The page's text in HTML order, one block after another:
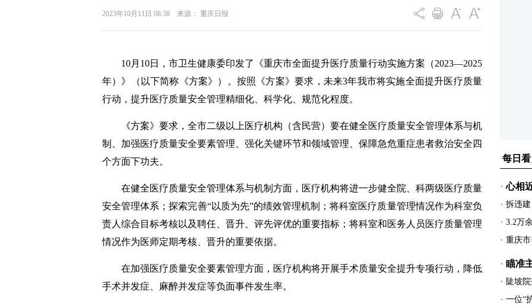
2023年10月11日 08:38 来源： 重庆日报
10月10日，市卫生健康委印发了《重庆市全面提升医疗质量行动实施方案（2023—2025
年）》（以下简称《方案》）。按照《方案》要求，未来3年我市将实施全面提升医疗质量
行动，提升医疗质量安全管理精细化、科学化、规范化程度。
《方案》要求，全市二级以上医疗机构（含民营）要在健全医疗质量安全管理体系与机
制、加强医疗质量安全要素管理、强化关键环节和领域管理、保障急危重症患者救治安全四
个方面下功夫。
在健全医疗质量安全管理体系与机制方面，医疗机构将进一步健全院、科两级医疗质量
安全管理体系；探索完善“以质为先”的绩效管理机制；将科室医疗质量管理情况作为科室负
责人综合目标考核以及聘任、晋升、评先评优的重要指标；将科室和医务人员医疗质量管理
情况作为医师定期考核、晋升的重要依据。
在加强医疗质量安全要素管理方面，医疗机构将开展手术质量安全提升专项行动，降低
手术并发症、麻醉并发症等负面事件发生率。